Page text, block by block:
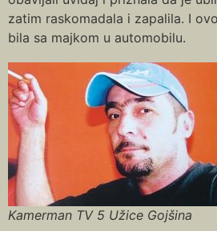
zatim raskomadala i zapalila. I
bila sa majkom u automobilu.
Kamerman TV 5 Užice Gojšina